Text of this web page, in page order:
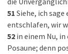
51 Siehe, ich
entschlafen, wir
52 in einem Nu,
Posaune; denn